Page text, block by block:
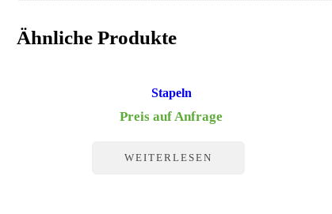
Ähnliche Produkte
Stapeln
Preis auf Anfrage
WEITERLESEN